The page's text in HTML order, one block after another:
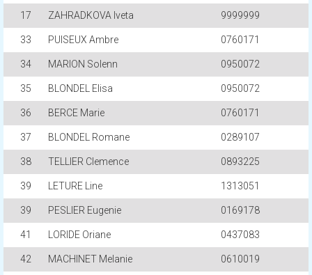
17 ZAHRADKOVA Iveta 9999999
33 PUISEUX Ambre 0760171
34 MARION Solenn 0950072
35 BLONDEL Elisa 0950072
36 BERCE Marie 0760171
37 BLONDEL Romane 0289107
38 TELLIER Clemence 0893225
39 LETURE Line 1313051
39 PESLIER Eugenie 0169178
41 LORIDE Oriane 0437083
42 MACHINET Melanie 0610019